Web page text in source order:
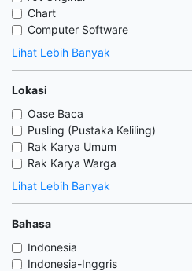
Chart
Computer Software
Lihat Lebih Banyak
Lokasi
Oase Baca
Pusling (Pustaka Keliling)
Rak Karya Umum
Rak Karya Warga
Lihat Lebih Banyak
Bahasa
Indonesia
Indonesia-Inggris